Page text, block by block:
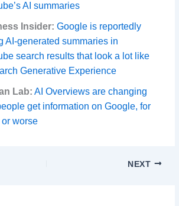
AI summaries
Insider: Google is reportedly
AI-generated summaries in
search results that look a lot like
Generative Experience
Lab: AI Overviews are changing
get information on Google, for
or worse
NEXT